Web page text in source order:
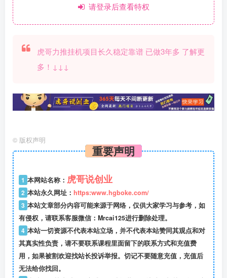
请登录后查看特权
虎哥力推挂机项目长久稳定靠谱 已做3年多 了解更
多！↓↓↓
© 版权声明
重要声明
1 本网站名称： 虎哥说创业
2 本站永久网址： https:www.hgboke.com/
3 本站文章部分内容可能来源于网络，仅供大家学习与参考，如
有侵权，请联系客服微信：Mrcai125进行删除处理。
4 本站一切资源不代表本站立场，并不代表本站赞同其观点和对
其真实性负责，请不要联系课程里面留下的联系方式和充值费
用，如果被割欢迎找站长投诉举报。切记不要随意充值，充值后
无法给你找回。